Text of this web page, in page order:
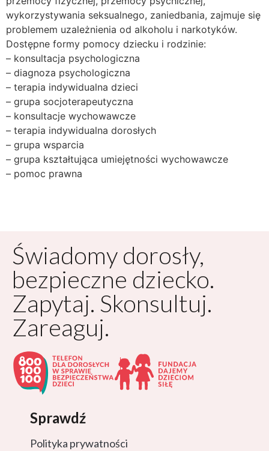
wykorzystywania seksualnego, zaniedbania, zajmuje się
problemem uzależnienia od alkoholu i narkotyków.
Dostępne formy pomocy dziecku i rodzinie:
– konsultacja psychologiczna
– diagnoza psychologiczna
– terapia indywidualna dzieci
– grupa socjoterapeutyczna
– konsultacje wychowawcze
– terapia indywidualna dorosłych
– grupa wsparcia
– grupa kształtująca umiejętności wychowawcze
– pomoc prawna
Świadomy dorosły,
bezpieczne dziecko.
Zapytaj. Skonsultuj.
Zareaguj.
Sprawdź
Polityka prywatności